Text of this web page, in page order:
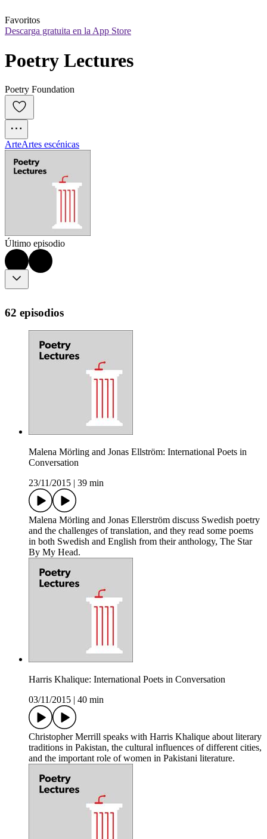
Favoritos
Descarga gratuita en la App Store
Poetry Lectures
Poetry Foundation
ArteArtes escénicas
Último episodio
62 episodios
Malena Mörling and Jonas Ellström: International Poets in
Conversation
23/11/2015
39 min
Malena Mörling and Jonas Ellerström discuss Swedish poetry
and the challenges of translation, and they read some poems
in both Swedish and English from their anthology, The Star
By My Head.
Harris Khalique: International Poets in Conversation
03/11/2015
40 min
Christopher Merrill speaks with Harris Khalique about literary
traditions in Pakistan, the cultural influences of different cities,
and the important role of women in Pakistani literature.